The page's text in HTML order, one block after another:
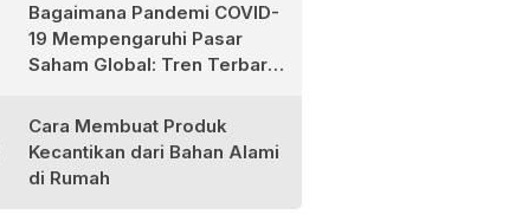
Bagaimana Pandemi COVID-
19 Mempengaruhi Pasar
Saham Global: Tren Terbaru
Cara Membuat Produk
Kecantikan dari Bahan Alami
di Rumah